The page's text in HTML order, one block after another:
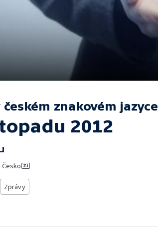
znakovém jazyce
2012
Česko
Zprávy